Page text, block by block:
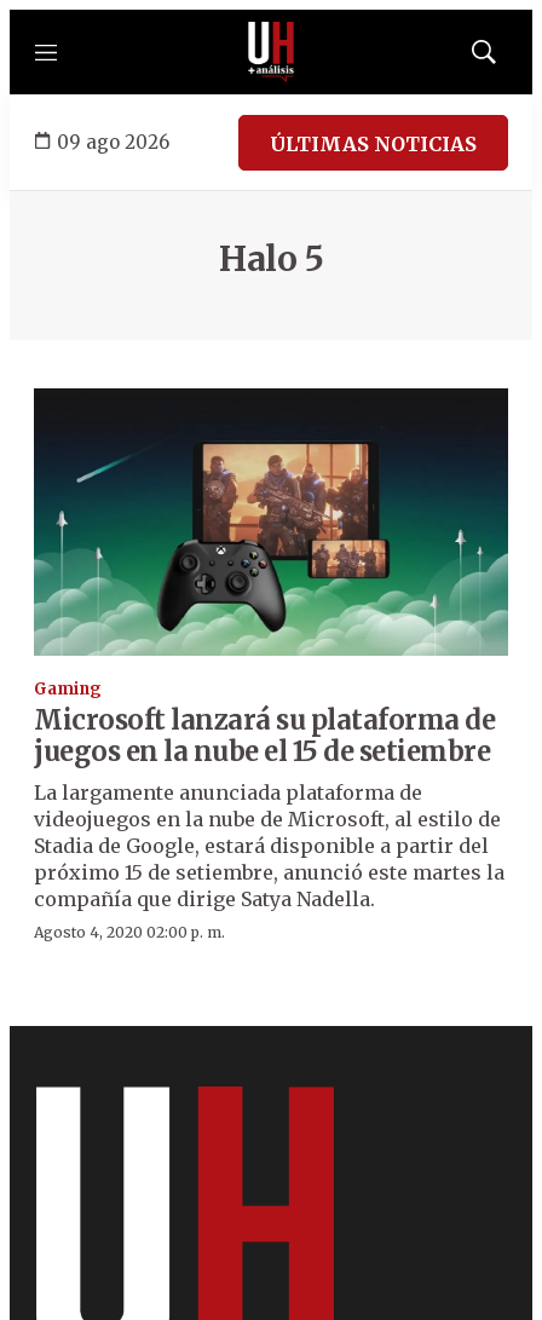
Menú
Mostrar
09 ago 2026 ÚLTIMAS NOTICIAS
Halo 5
Gaming
Microsoft lanzará su plataforma de
juegos en la nube el 15 de setiembre
La largamente anunciada plataforma de
videojuegos en la nube de Microsoft, al estilo de
Stadia de Google, estará disponible a partir del
próximo 15 de setiembre, anunció este martes la
compañía que dirige Satya Nadella.
Agosto 4, 2020 02:00 p. m.